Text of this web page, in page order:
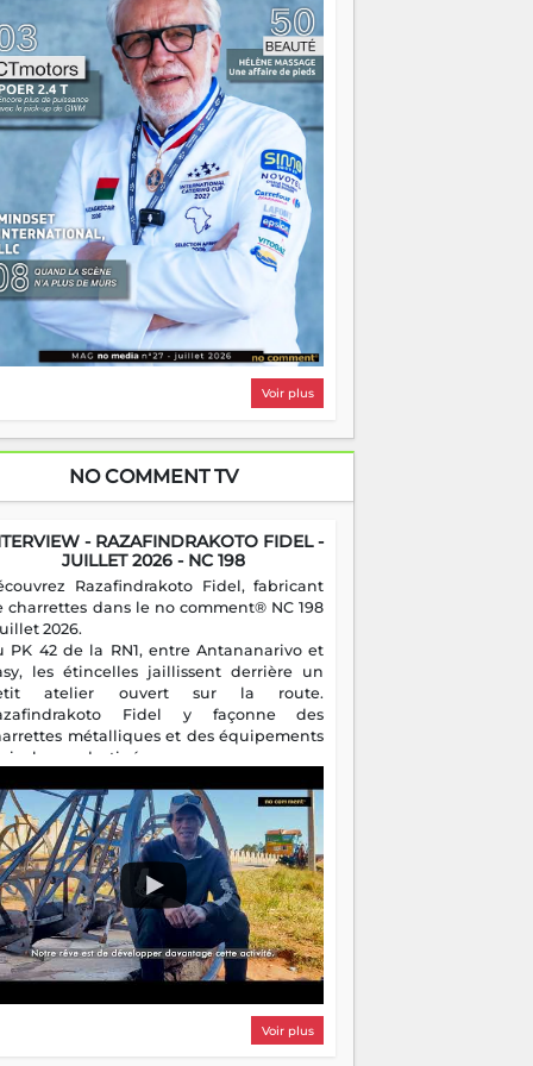
on pourrait s'arrêter là, applaudir et
chez soi satisfait. Mais ce serait
à côté d'une chose essentielle. La
ça brûle fort — et parfois, ça brûle
Une flamme sans direction peut
autant qu'elle peut consumer. C'est
que les aînés entrent en scène — pas
reprendre le gouvernail, mais pour
où sont les récifs. Les jeunes ont la
les vieux ont l'expérience, comme on
Ce n'est pas un combat de générations
c'est une question d'équipage. Partagez
réussites, mais aussi vos échecs. Surtout
échecs, d'ailleurs — ils enseignent
que n'importe quel manuel. À
la barque avance. Il faut juste
que tout le monde rame dans le
Voir plus
NO COMMENT TV
- RAZAFINDRAKOTO FIDEL -
JUILLET 2026 - NC 198
Razafindrakoto Fidel, fabricant
charrettes dans le no comment® NC 198
2026.
PK 42 de la RN1, entre Antananarivo et
les étincelles jaillissent derrière un
atelier ouvert sur la route.
Fidel y façonne des
métalliques et des équipements
destinés aux campagnes
il perpétue un métier discret mais
Voir plus